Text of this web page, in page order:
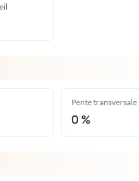
Pente transversale
0 %